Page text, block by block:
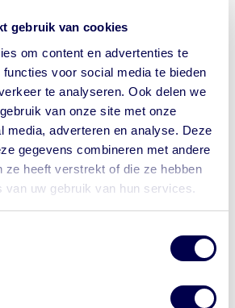
gebruik van cookies
om content en advertenties te
voor social media te bieden
te analyseren. Ook delen we
van onze site met onze
media, adverteren en analyse. Deze
gegevens combineren met andere
ze heeft verstrekt of die ze hebben
van uw gebruik van hun services.
op klikt.
GGD een afspraak maken
van 24
geeft handige informatie over
ziekte, maar ook wat je moet
bent gebeten door een
zee-egel bent getrapt of diarree
off-line te gebruiken, handig
uitgevallen of als je geen bereik
in zetten en een DEET-